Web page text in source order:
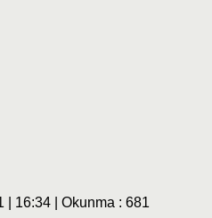
| 16:34 | Okunma : 681